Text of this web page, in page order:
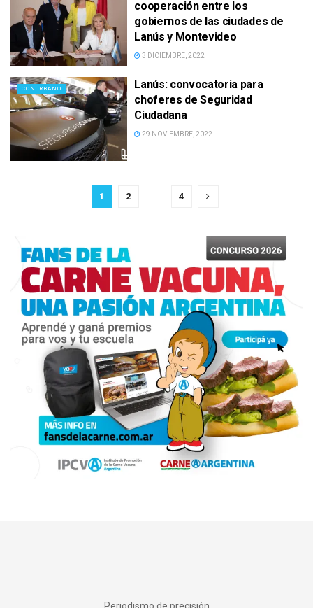
cooperación entre los
gobiernos de las ciudades de
Lanús y Montevideo
3 DICIEMBRE, 2022
CONURBANO
Lanús: convocatoria para
choferes de Seguridad
Ciudadana
29 NOVIEMBRE, 2022
1 2 4